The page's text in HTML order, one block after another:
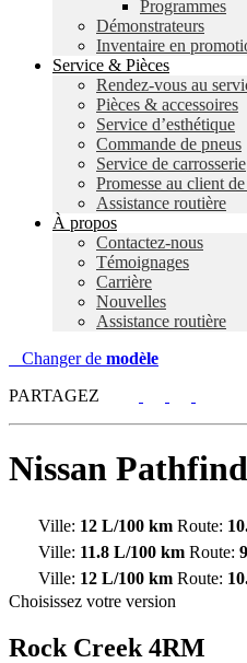
Programmes
Démonstrateurs
Inventaire en
Service & Pièces
Rendez-vous au
Pièces & accessoires
Service d’esthétique
Commande de pneus
Service de carrosserie
Promesse au client
Assistance routière
À propos
Contactez-nous
Témoignages
Carrière
Nouvelles
Assistance routière
Changer de modèle
PARTAGEZ
Nissan
Ville: 12 L/100 km Route:
Ville: 11.8 L/100 km Route:
Ville: 12 L/100 km Route:
Choisissez votre version
Rock Creek 4RM